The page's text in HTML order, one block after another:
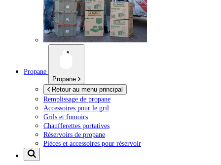
Propane
Propane
Retour au menu principal
Remplissage de propane
Accessoires pour le gril
Grils et fumoirs
Chaufferettes portatives
Réservoirs de propane
Pièces et accessoires pour réservoir